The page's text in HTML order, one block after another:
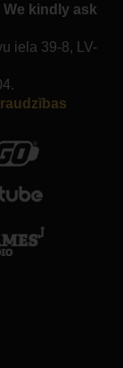
kindly ask
iela 39-8, LV-